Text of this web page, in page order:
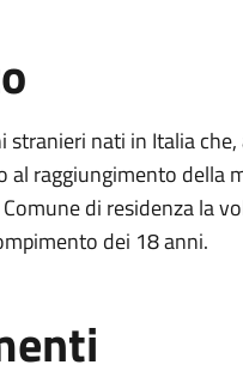
nati in Italia
al raggiungimento della
di residenza la
dei 18 anni.